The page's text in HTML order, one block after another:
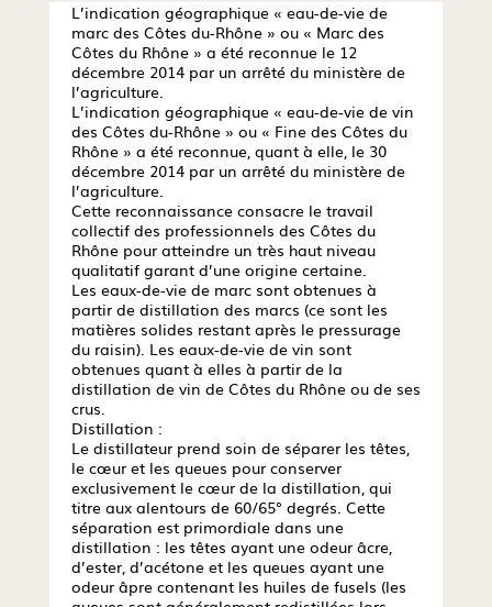
L’indication géographique « eau-de-vie de
marc des Côtes du-Rhône » ou « Marc des
Côtes du Rhône » a été reconnue le 12
décembre 2014 par un arrêté du ministère de
l’agriculture.
L’indication géographique « eau-de-vie de vin
des Côtes du-Rhône » ou « Fine des Côtes du
Rhône » a été reconnue, quant à elle, le 30
décembre 2014 par un arrêté du ministère de
l’agriculture.
Cette reconnaissance consacre le travail
collectif des professionnels des Côtes du
Rhône pour atteindre un très haut niveau
qualitatif garant d’une origine certaine.
Les eaux-de-vie de marc sont obtenues à
partir de distillation des marcs (ce sont les
matières solides restant après le pressurage
du raisin). Les eaux-de-vie de vin sont
obtenues quant à elles à partir de la
distillation de vin de Côtes du Rhône ou de ses
crus.
Distillation :
Le distillateur prend soin de séparer les têtes,
le cœur et les queues pour conserver
exclusivement le cœur de la distillation, qui
titre aux alentours de 60/65° degrés. Cette
séparation est primordiale dans une
distillation : les têtes ayant une odeur âcre,
d’ester, d’acétone et les queues ayant une
odeur âpre contenant les huiles de fusels (les